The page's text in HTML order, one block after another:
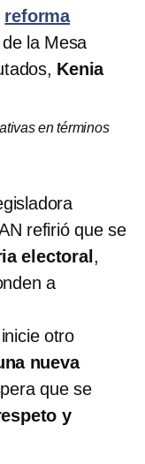
reforma
la Mesa
Kenia
en términos
refirió que se
electoral ,
a
otro
nueva
que se
y